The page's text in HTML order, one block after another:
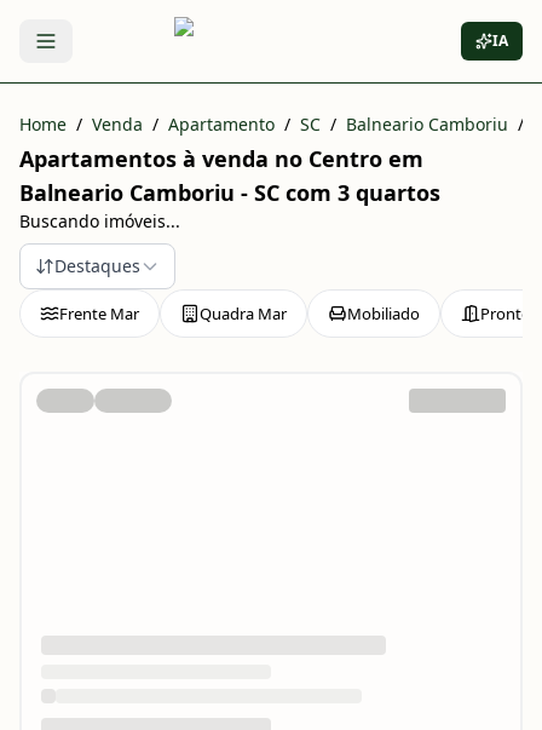
Abrir menu IA
Home / Venda / Apartamento / SC / Balneario Camboriu /
Apartamentos à venda no Centro em
Balneario Camboriu - SC com 3 quartos
Buscando imóveis...
Destaques
Frente Mar Quadra Mar Mobiliado Pronto